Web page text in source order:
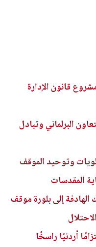
قانون الإدارة
البرلماني وتبادل
وتوحيد الموقف
المقدسات
إلى بلورة موقف
أردنيًا راسخًا